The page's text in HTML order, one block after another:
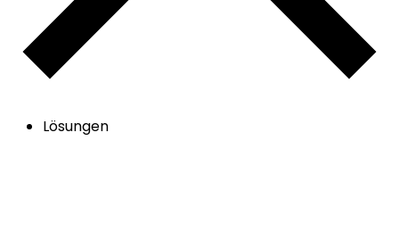
Lösungen